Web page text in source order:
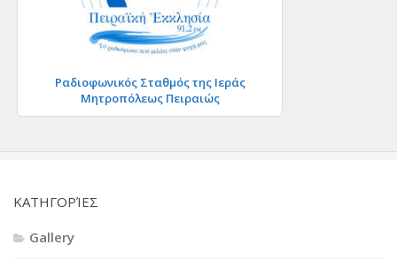
Ραδιοφωνικός Σταθμός της Ιεράς
Μητροπόλεως Πειραιώς
KΑΤΗΓΟΡΊΕΣ
Gallery